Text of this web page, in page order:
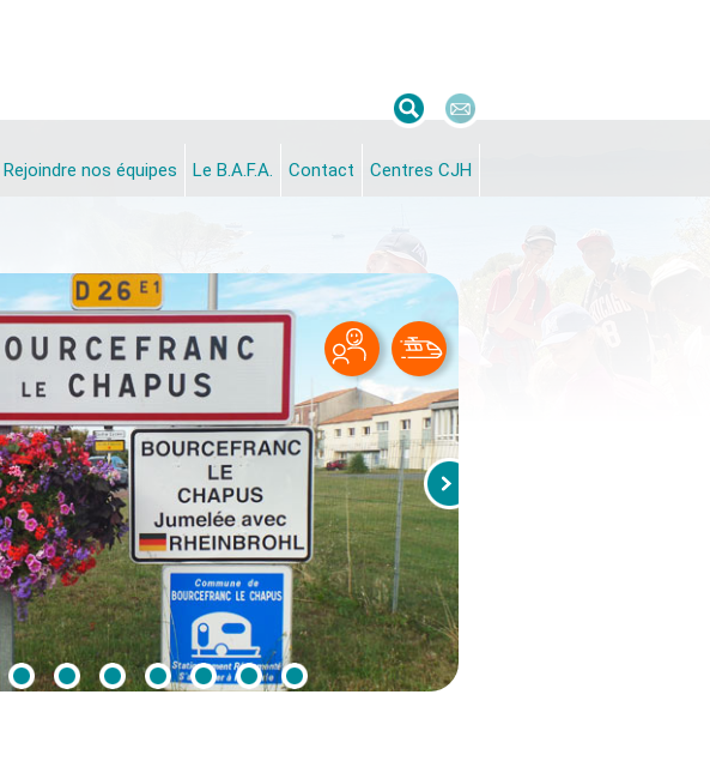
Rejoindre nos équipes Le B.A.F.A. Contact Centres CJH